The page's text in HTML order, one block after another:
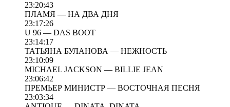
23:20:43
ПЛАМЯ — НА ДВА ДНЯ
23:17:26
U 96 — DAS BOOT
23:14:17
ТАТЬЯНА БУЛАНОВА — НЕЖНОСТЬ
23:10:09
MICHAEL JACKSON — BILLIE JEAN
23:06:42
ПРЕМЬЕР МИНИСТР — ВОСТОЧНАЯ ПЕСНЯ
23:03:34